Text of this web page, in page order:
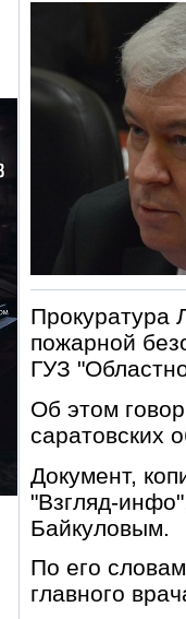
Прокуратура
пожарной
ГУЗ
Об этом
саратовских
Документ,
"Взгляд-
Байкуловым.
По его
главного